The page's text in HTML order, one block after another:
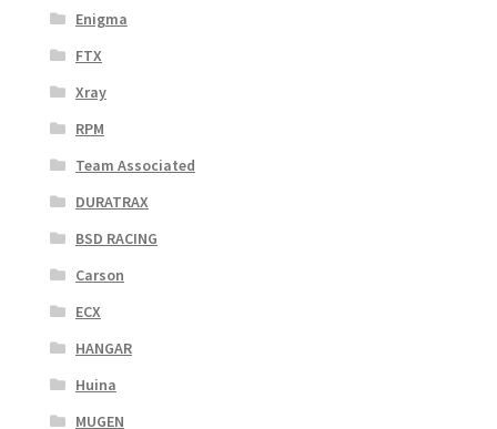
Enigma
FTX
Xray
RPM
Team Associated
DURATRAX
BSD RACING
Carson
ECX
HANGAR
Huina
MUGEN